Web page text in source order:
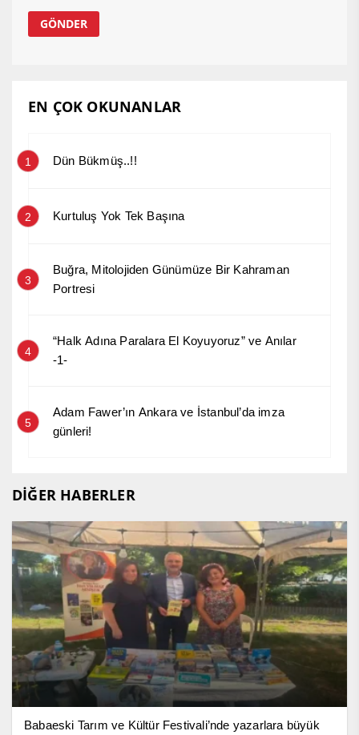
EN ÇOK OKUNANLAR
1 Dün Bükmüş..!!
2 Kurtuluş Yok Tek Başına
3
Buğra, Mitolojiden Günümüze Bir Kahraman
Portresi
4
“Halk Adına Paralara El Koyuyoruz” ve Anılar
-1-
5
Adam Fawer’ın Ankara ve İstanbul’da imza
günleri!
DİĞER HABERLER
Babaeski Tarım ve Kültür Festivali’nde yazarlara büyük